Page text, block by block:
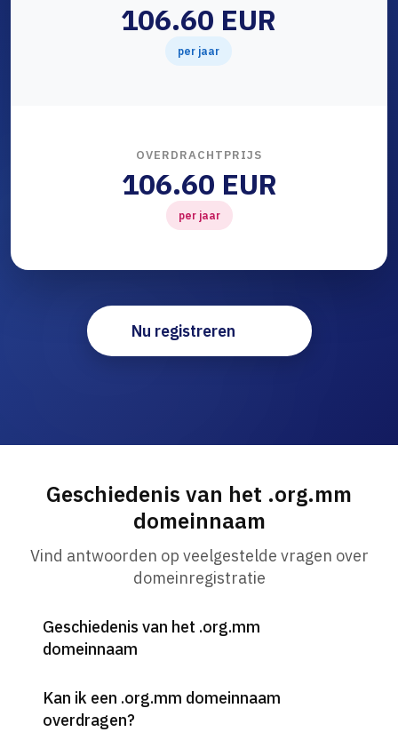
106.60 EUR
per jaar
OVERDRACHTPRIJS
106.60 EUR
per jaar
Nu registreren
Geschiedenis van het .org.mm
domeinnaam
Vind antwoorden op veelgestelde vragen over
domeinregistratie
Geschiedenis van het .org.mm
domeinnaam
Kan ik een .org.mm domeinnaam
overdragen?